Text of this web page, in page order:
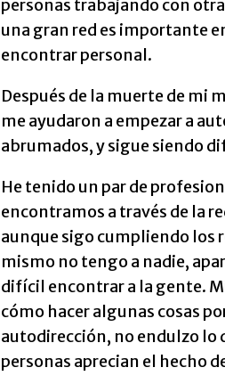
personas trabajando con
una gran red es importante
encontrar personal.
Después de la muerte de mi
me ayudaron a empezar a
abrumados, y sigue siendo
He tenido un par de
encontramos a través de la
aunque sigo cumpliendo los
mismo no tengo a nadie,
difícil encontrar a la gente.
cómo hacer algunas cosas
autodirección, no endulzo lo
personas aprecian el hecho